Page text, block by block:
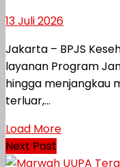
13 Juli 2026
Jakarta – BPJS
layanan Program
hingga menjangkau
terluar,...
Load More
Next Post